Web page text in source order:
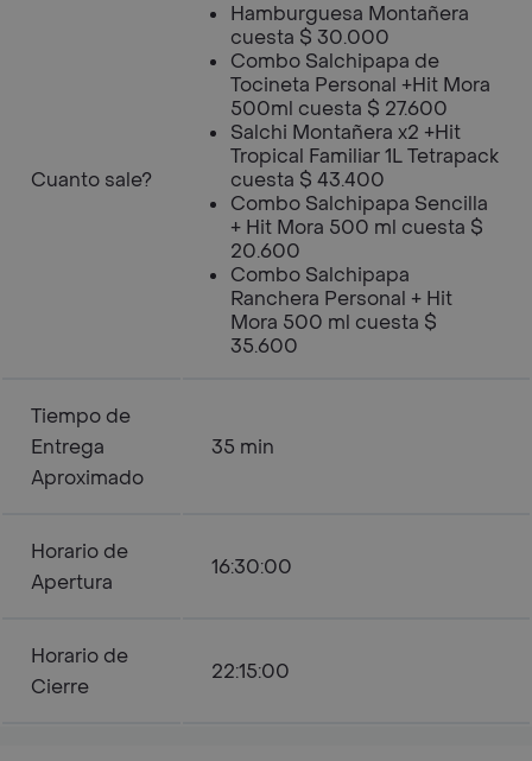
Cuanto sale?
Hamburguesa Montañera
cuesta $ 30.000
Combo Salchipapa de
Tocineta Personal +Hit Mora
500ml cuesta $ 27.600
Salchi Montañera x2 +Hit
Tropical Familiar 1L Tetrapack
cuesta $ 43.400
Combo Salchipapa Sencilla
+ Hit Mora 500 ml cuesta $
20.600
Combo Salchipapa
Ranchera Personal + Hit
Mora 500 ml cuesta $
35.600
Tiempo de
Entrega
Aproximado
35 min
Horario de
Apertura
16:30:00
Horario de
Cierre
22:15:00